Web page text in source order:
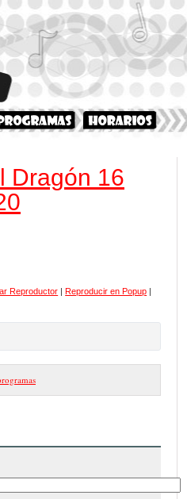
Dragón 16
Reproductor |Reproducir en Popup |